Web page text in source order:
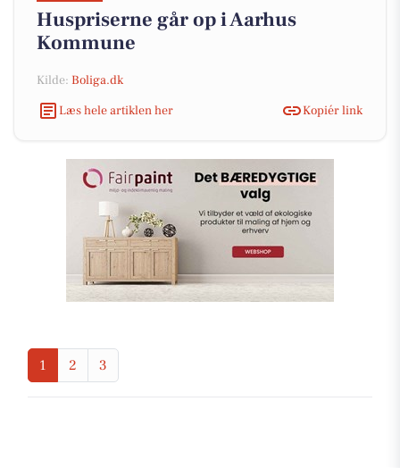
Huspriserne går op i Aarhus
Kommune
Kilde: Boliga.dk
Læs hele artiklen her
Kopiér link
1 2 3